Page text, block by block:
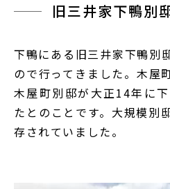
旧三井家下鴨別
下鴨にある旧三井家下鴨別
ので行ってきました。木屋
木屋町別邸が大正14年に
たとのことです。大規模別
存されていました。